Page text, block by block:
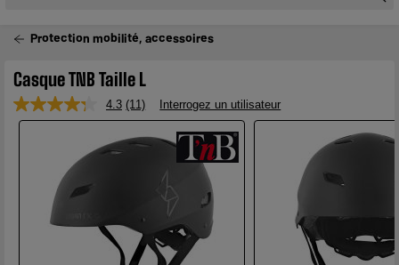
Protection mobilité, accessoires
Casque TNB Taille L
4.3 Lire
11
avis.
même
(11) Interrogez un utilisateur